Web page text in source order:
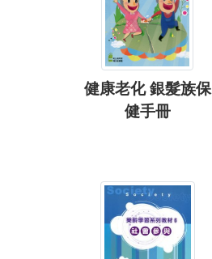
健康老化 銀髮族保
健手冊